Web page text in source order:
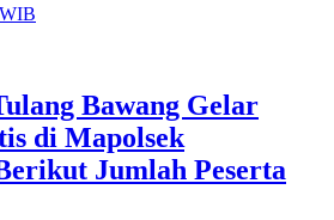
Bawang Gelar
di Mapolsek
Jumlah Peserta